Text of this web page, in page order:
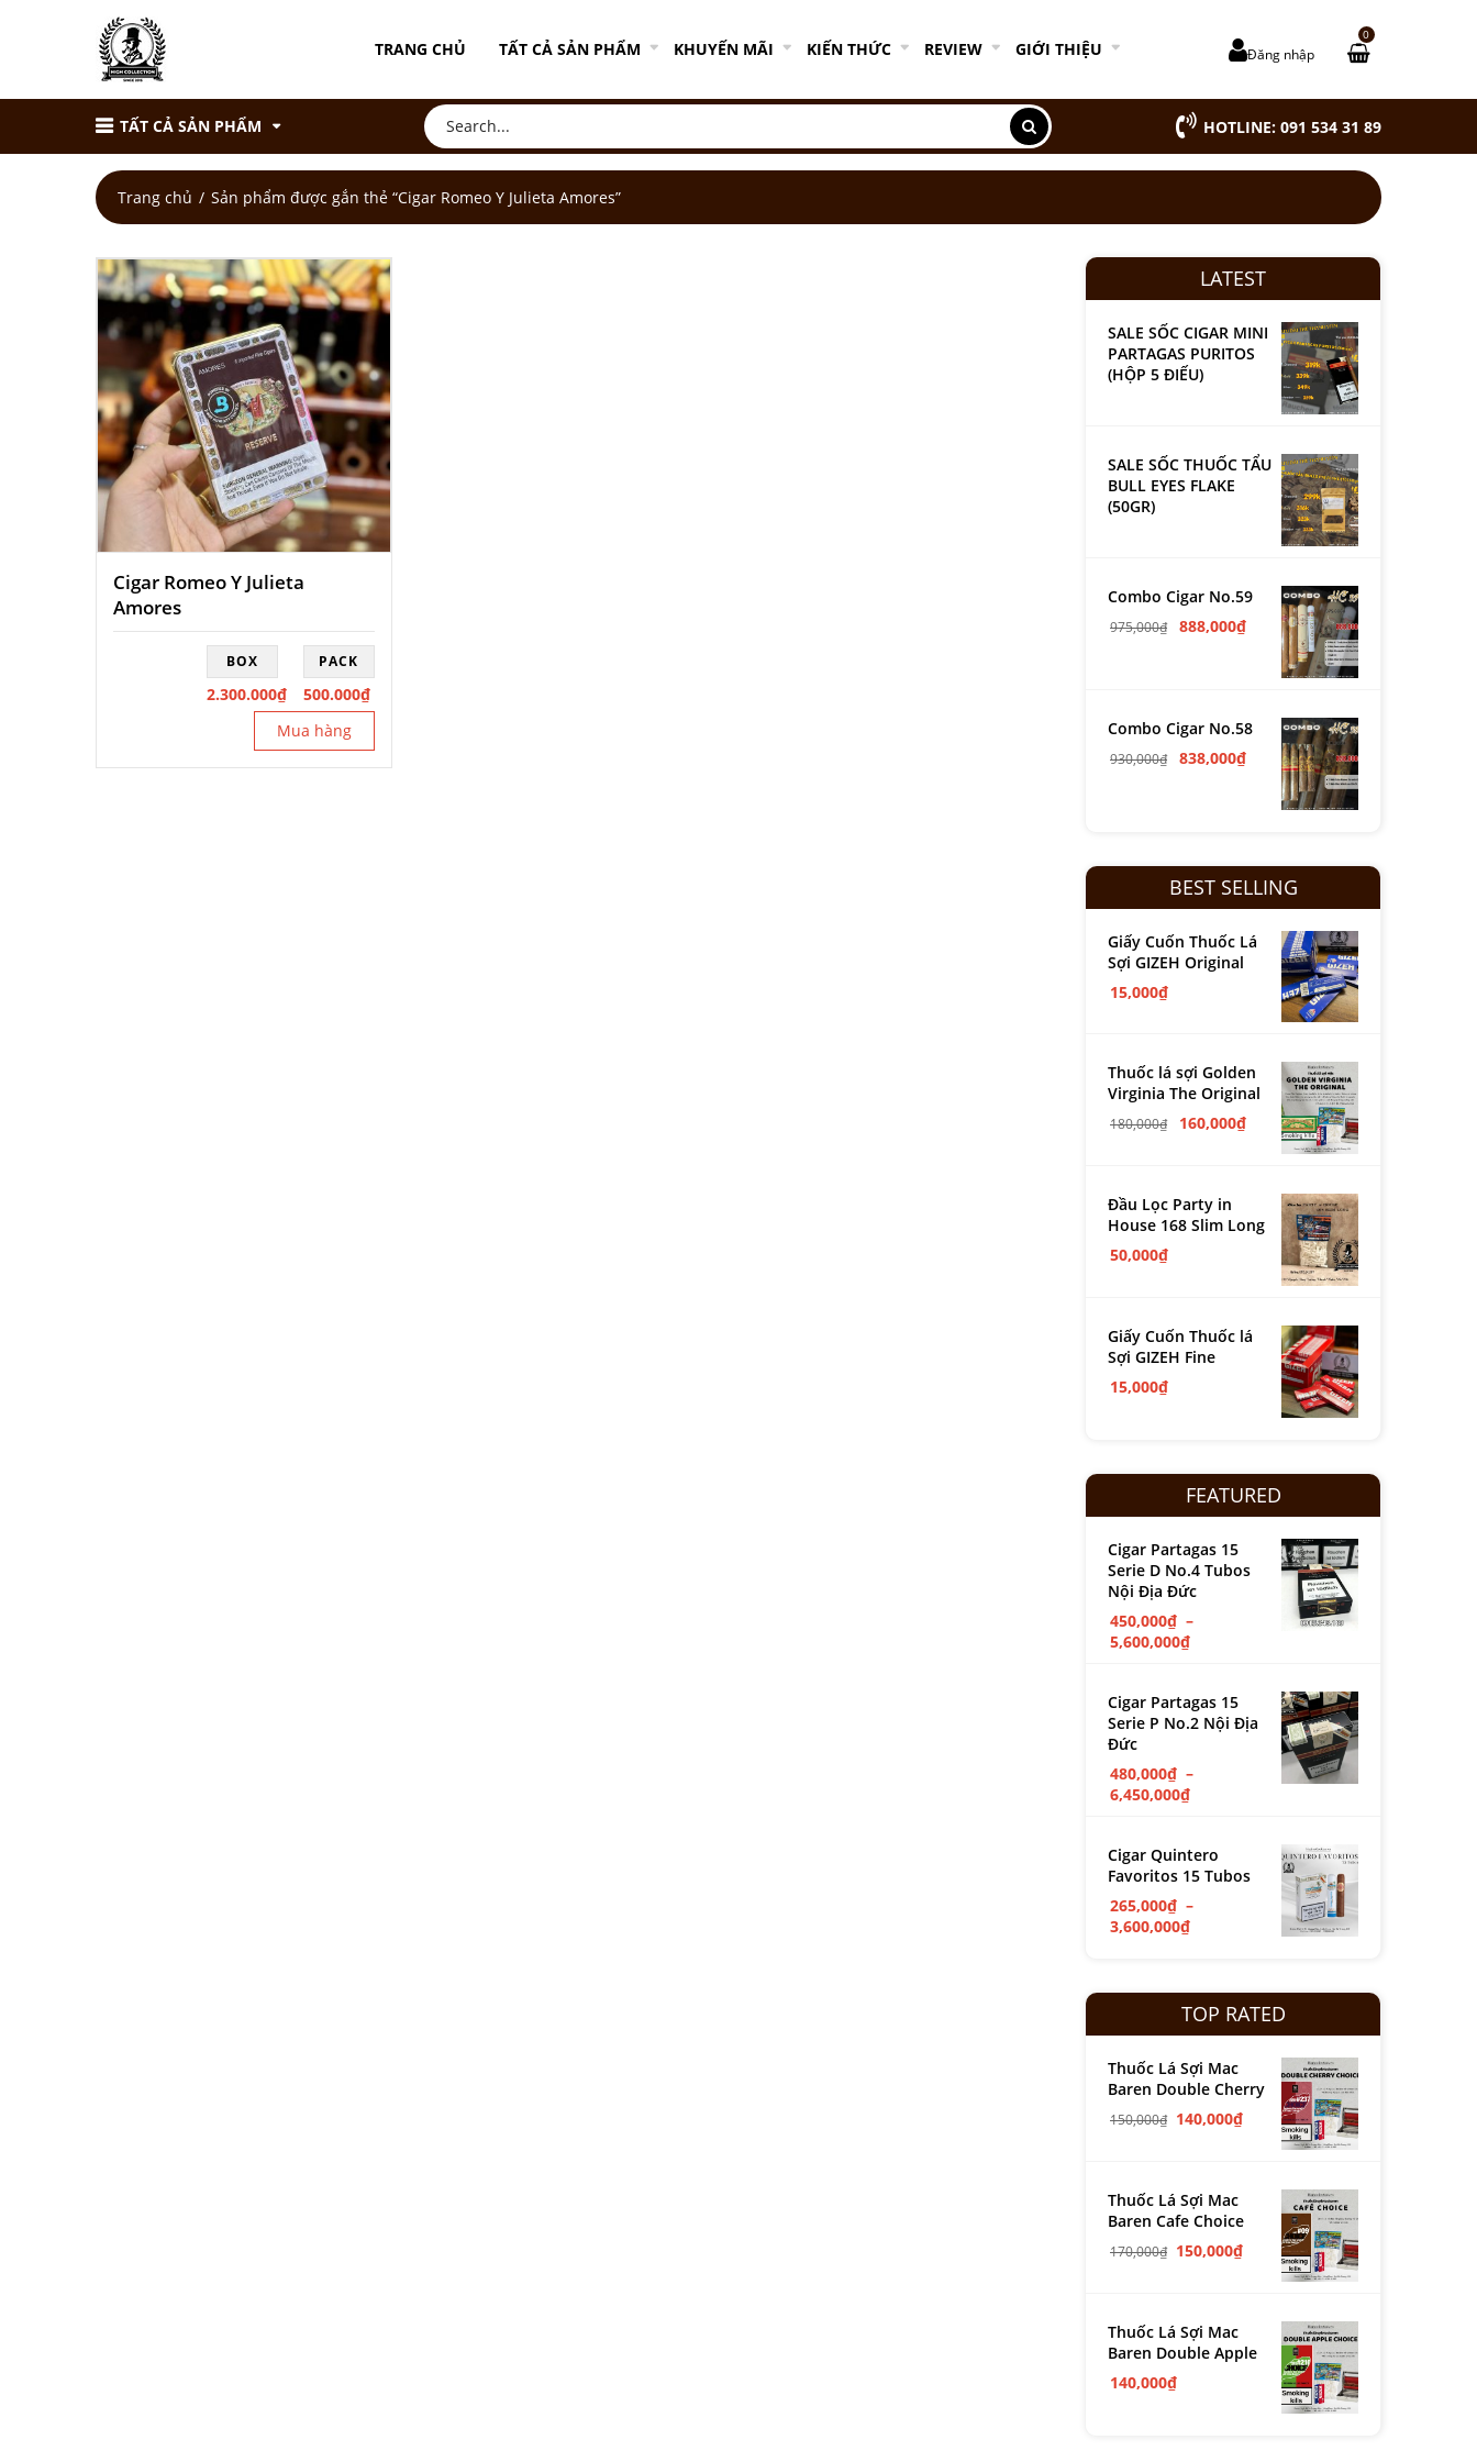
TRANG CHỦ TẤT CẢ SẢN PHẨM KHUYẾN MÃI KIẾN THỨC REVIEW GIỚI THIỆU Đăng nhập
0
TẤT CẢ SẢN PHẨM HOTLINE: 091 534 31 89
Trang chủ Sản phẩm được gắn thẻ “Cigar Romeo Y Julieta Amores”
Cigar Romeo Y Julieta
Amores
BOX
2.300.000₫
PACK
500.000₫
Mua hàng
LATEST
SALE SỐC CIGAR MINI
PARTAGAS PURITOS
(HỘP 5 ĐIẾU)
SALE SỐC THUỐC TẨU
BULL EYES FLAKE
(50GR)
Combo Cigar No.59
975,000₫ 888,000₫
Combo Cigar No.58
930,000₫ 838,000₫
BEST SELLING
Giấy Cuốn Thuốc Lá
Sợi GIZEH Original
15,000₫
Thuốc lá sợi Golden
Virginia The Original
180,000₫ 160,000₫
Đầu Lọc Party in
House 168 Slim Long
50,000₫
Giấy Cuốn Thuốc lá
Sợi GIZEH Fine
15,000₫
FEATURED
Cigar Partagas 15
Serie D No.4 Tubos
Nội Địa Đức
450,000₫ –
5,600,000₫
Cigar Partagas 15
Serie P No.2 Nội Địa
Đức
480,000₫ –
6,450,000₫
Cigar Quintero
Favoritos 15 Tubos
265,000₫ –
3,600,000₫
TOP RATED
Thuốc Lá Sợi Mac
Baren Double Cherry
150,000₫ 140,000₫
Thuốc Lá Sợi Mac
Baren Cafe Choice
170,000₫ 150,000₫
Thuốc Lá Sợi Mac
Baren Double Apple
140,000₫